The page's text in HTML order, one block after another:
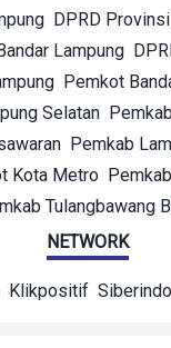
DPRD
Lampung
Pemkot
Selatan
Pemkab
Kota Metro
Tulangbawang
NETWORK
Klikpositif Siberindo